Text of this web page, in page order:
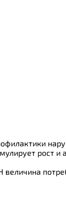
рост и